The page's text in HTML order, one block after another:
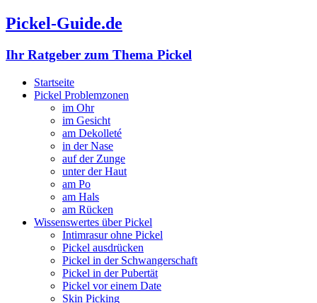
Pickel-Guide.de
Ihr Ratgeber zum Thema Pickel
Startseite
Pickel Problemzonen
im Ohr
im Gesicht
am Dekolleté
in der Nase
auf der Zunge
unter der Haut
am Po
am Hals
am Rücken
Wissenswertes über Pickel
Intimrasur ohne Pickel
Pickel ausdrücken
Pickel in der Schwangerschaft
Pickel in der Pubertät
Pickel vor einem Date
Skin Picking